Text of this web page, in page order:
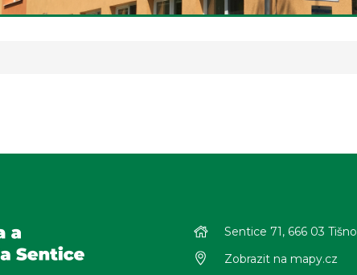
Sentice 71, 666 03
Zobrazit na mapy.cz